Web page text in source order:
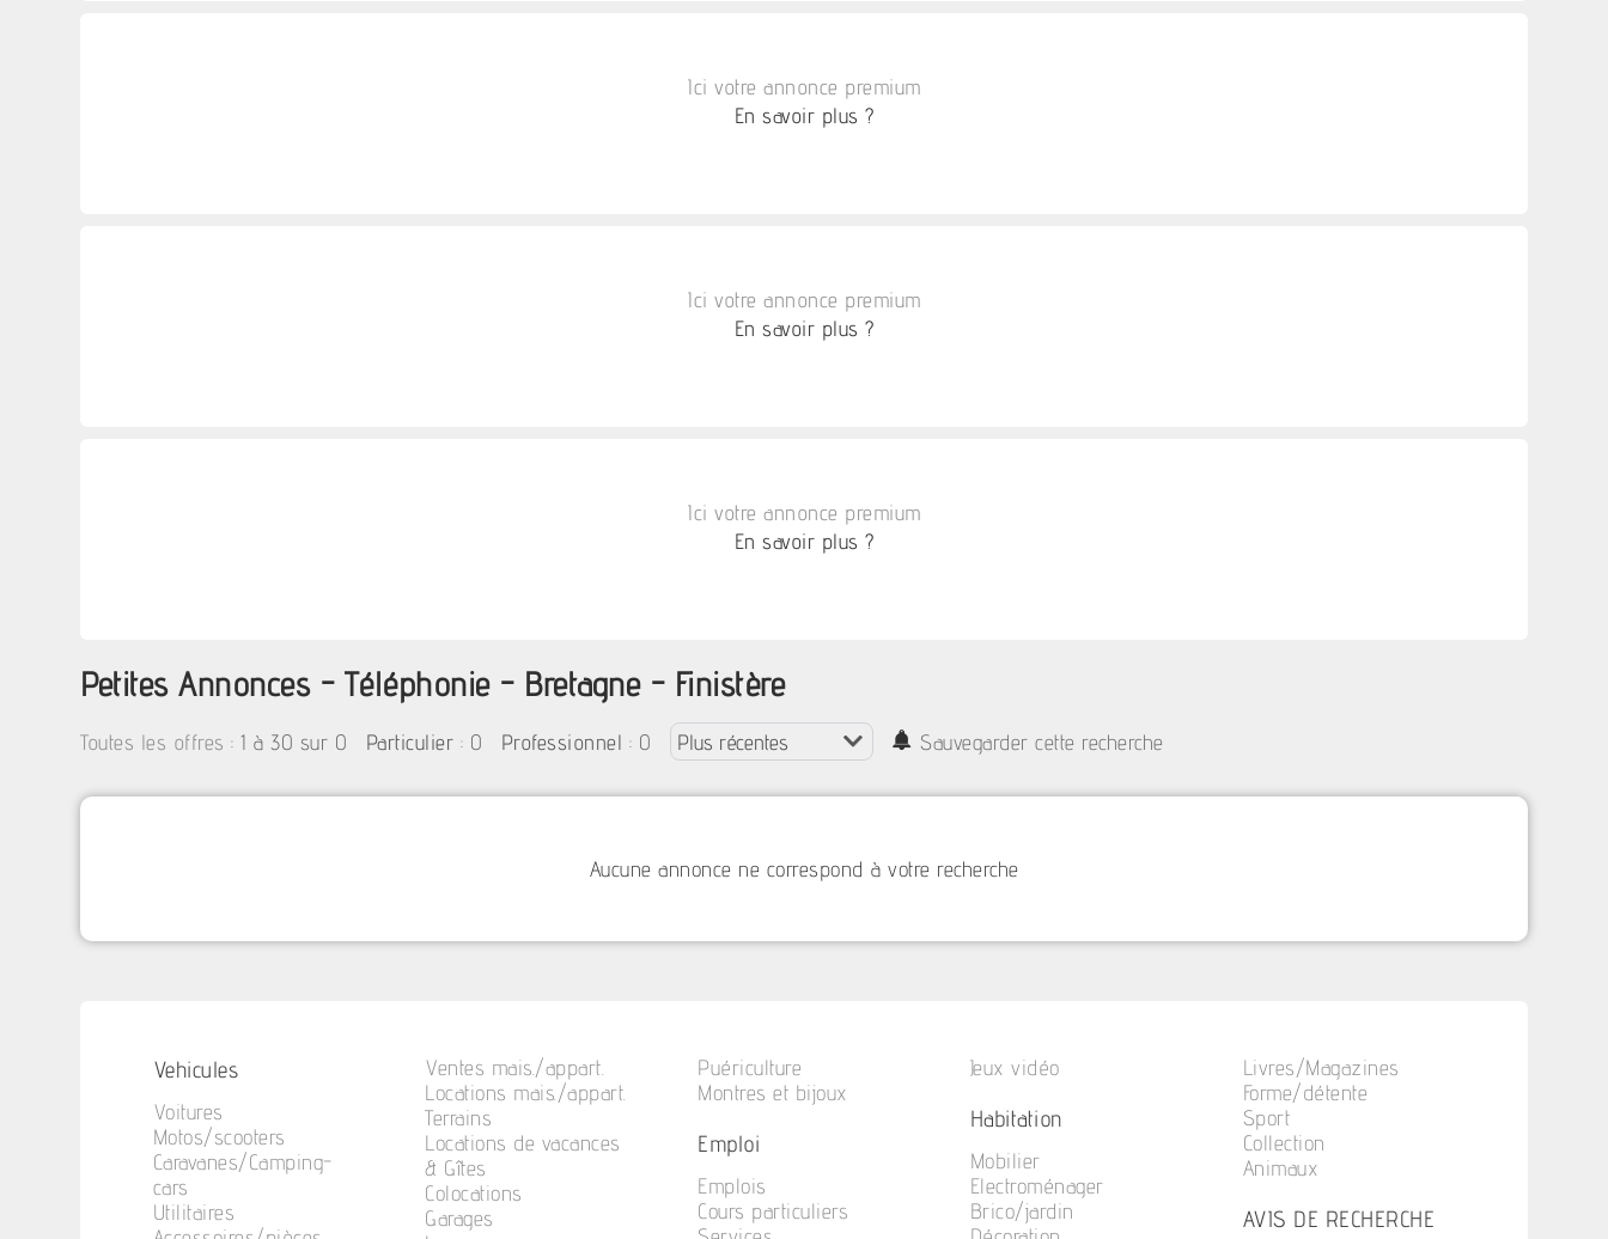
Ici votre annonce premium
En savoir plus ?
Ici votre annonce premium
En savoir plus ?
Ici votre annonce premium
En savoir plus ?
Petites Annonces - Téléphonie - Bretagne - Finistère
Toutes les offres :1 à 30 sur 0 Particulier : 0 Professionnel : 0 Sauvegarder cette recherche
Aucune annonce ne correspond à votre recherche
Vehicules
Voitures
Motos/scooters
Caravanes/Camping-
cars
Utilitaires
Ventes mais./appart.
Locations mais./appart.
Terrains
Locations de vacances
& Gîtes
Colocations
Garages
Puériculture
Montres et bijoux
Emploi
Emplois
Cours particuliers
Jeux vidéo
Habitation
Mobilier
Electroménager
Brico/jardin
Livres/Magazines
Forme/détente
Sport
Collection
Animaux
AVIS DE RECHERCHE